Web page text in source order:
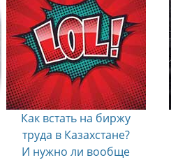
Как встать на биржу
труда в Казахстане?
И нужно ли вообще